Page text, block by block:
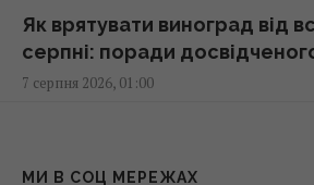
Україні
01:19 п'ятниця, 07 серпня 2026
00:25 п'ятниця, 07 серпня 2026
Як врятувати виноград від
серпні: поради
7 серпня 2026, 01:00
«бабусин» трюк без жодної
МИ В СОЦ МЕРЕЖАХ